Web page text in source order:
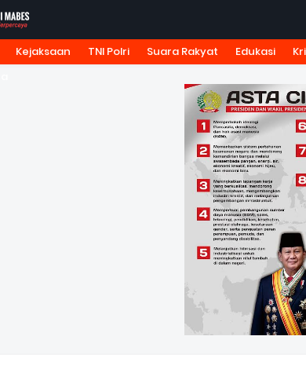
KAMI REDAKSI TARIF IKLAN PEDOMAN
Kejaksaan TNI Polri Suara Rakyat Edukasi